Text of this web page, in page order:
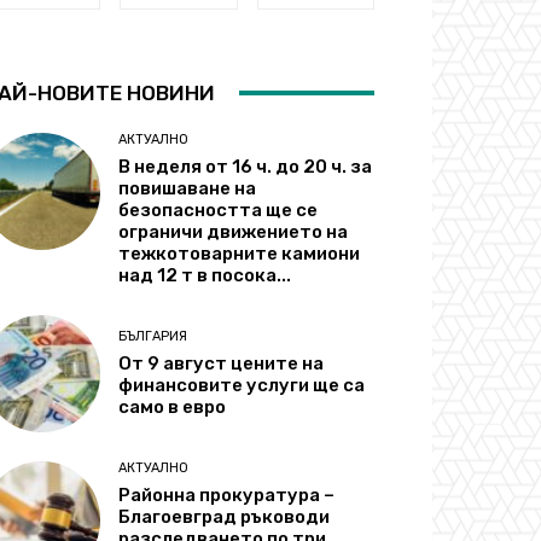
НОВИТЕ НОВИНИ
АКТУАЛНО
В неделя от 16 ч. до 20 ч. за
повишаване на
безопасността ще се
ограничи движението на
тежкотоварните камиони
над 12 т в посока...
БЪЛГАРИЯ
От 9 август цените на
финансовите услуги ще са
само в евро
АКТУАЛНО
Районна прокуратура –
Благоевград ръководи